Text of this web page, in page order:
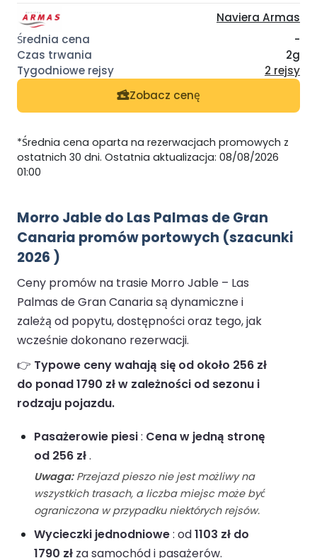
Naviera Armas
-
2g
2 rejsy
Zobacz cenę
*Średnia cena oparta na rezerwacjach promowych z
ostatnich 30 dni. Ostatnia aktualizacja: 08/08/2026
01:00
Morro Jable do Las Palmas de Gran
Canaria promów portowych (szacunki
2026 )
Ceny promów na trasie Morro Jable – Las
Palmas de Gran Canaria są dynamiczne i
zależą od popytu, dostępności oraz tego, jak
wcześnie dokonano rezerwacji.
👉 Typowe ceny wahają się od około 256 zł
do ponad 1790 zł w zależności od sezonu i
rodzaju pojazdu.
Pasażerowie piesi: Cena w jedną stronę
od 256 zł.
Uwaga:Przejazd pieszo nie jest możliwy na
wszystkich trasach, a liczba miejsc może być
ograniczona w przypadku niektórych rejsów.
Wycieczki jednodniowe: od1103 zł do
1790 zł za samochód i pasażerów.